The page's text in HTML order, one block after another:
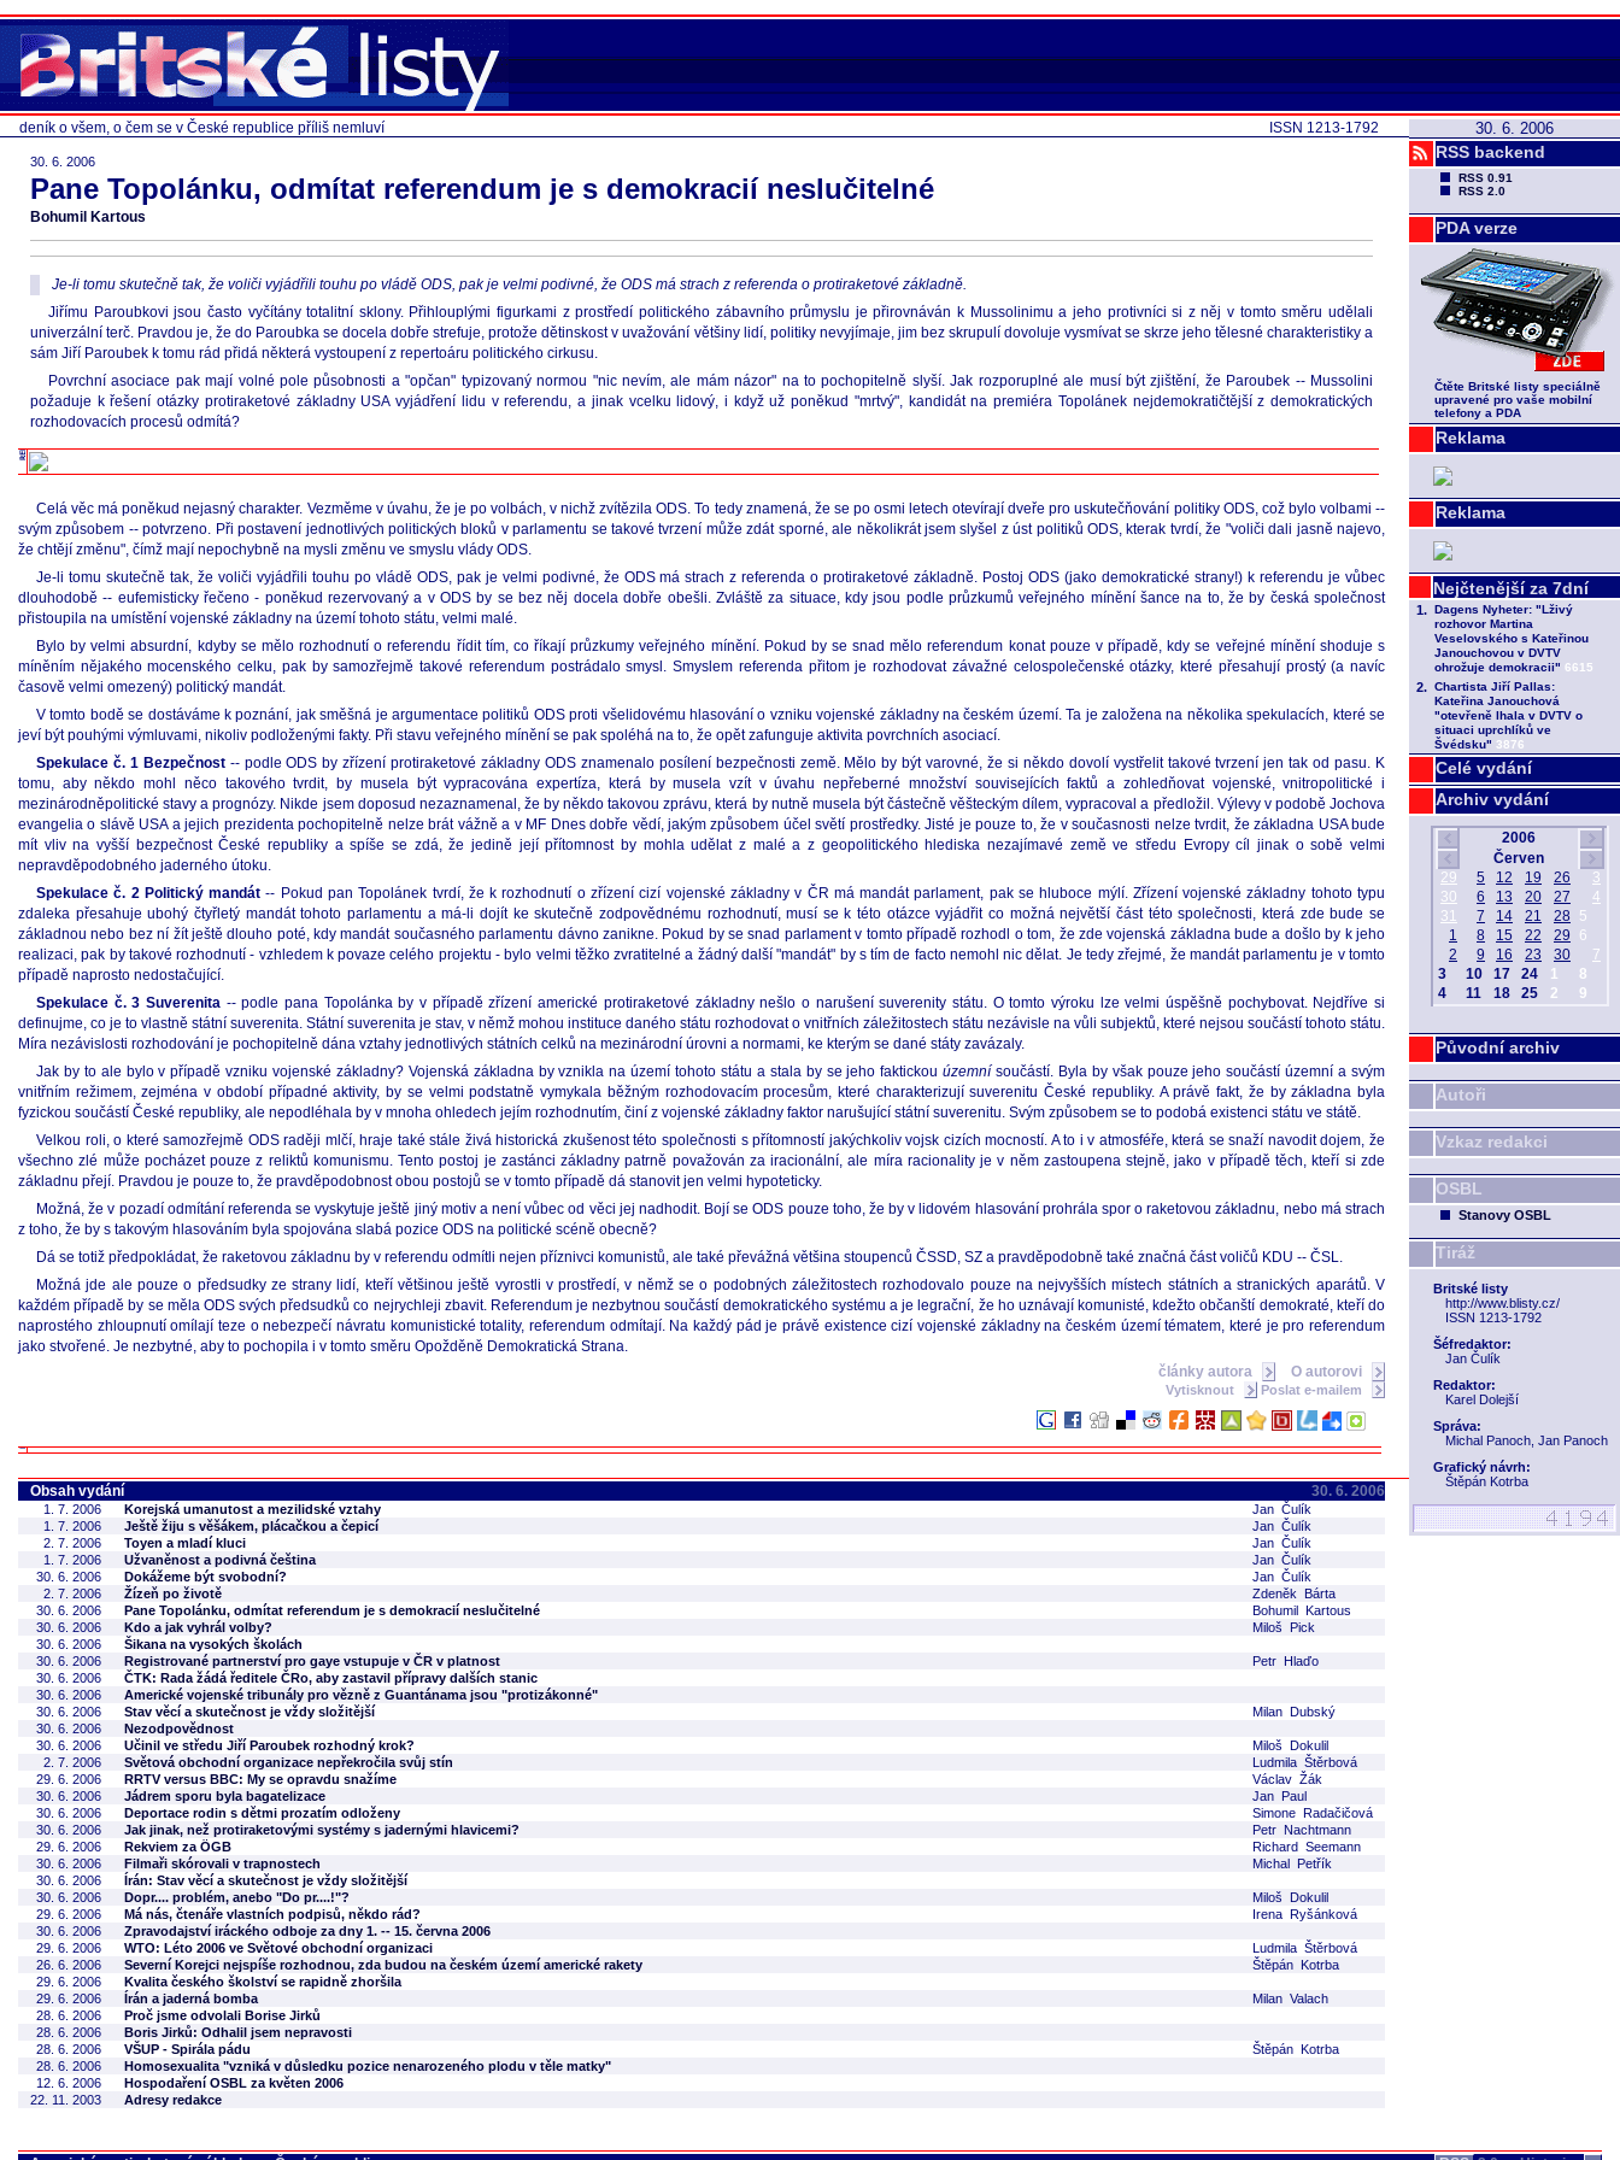
30. 6. 2006
RSS backend
RSS 0.91
RSS 2.0
PDA verze
Čtěte Britské listy speciálně
upravené pro vaše mobilní
telefony a PDA
Reklama
Reklama
Celé vydání
Archiv vydání
Původní archiv
Autoři
Vzkaz redakci
OSBL
Stanovy OSBL
Tiráž
Britské listy
http://www.blisty.cz/
ISSN 1213-1792
Šéfredaktor:
Jan Čulík
Redaktor:
Karel Dolejší
Správa:
Michal Panoch, Jan Panoch
Grafický návrh:
Štěpán Kotrba
ISSN 1213-1792
deník o všem, o čem se v České republice příliš nemluví
30. 6. 2006
Pane Topolánku, odmítat referendum je s demokracií neslučitelné
Bohumil Kartous
Je-li tomu skutečně tak, že voliči vyjádřili touhu po vládě ODS, pak je velmi podivné, že ODS má strach z referenda o protiraketové základně.
Jiřímu Paroubkovi jsou často vyčítány totalitní sklony. Přihlouplými figurkami z prostředí politického zábavního průmyslu je přirovnáván k Mussolinimu a jeho protivníci si z něj v tomto směru udělali
univerzální terč. Pravdou je, že do Paroubka se docela dobře strefuje, protože dětinskost v uvažování většiny lidí, politiky nevyjímaje, jim bez skrupulí dovoluje vysmívat se skrze jeho tělesné charakteristiky a
sám Jiří Paroubek k tomu rád přidá některá vystoupení z repertoáru politického cirkusu.
Povrchní asociace pak mají volné pole působnosti a "opčan" typizovaný normou "nic nevím, ale mám názor" na to pochopitelně slyší. Jak rozporuplné ale musí být zjištění, že Paroubek -- Mussolini
požaduje k řešení otázky protiraketové základny USA vyjádření lidu v referendu, a jinak vcelku lidový, i když už poněkud "mrtvý", kandidát na premiéra Topolánek nejdemokratičtější z demokratických
rozhodovacích procesů odmítá?
Celá věc má poněkud nejasný charakter. Vezměme v úvahu, že je po volbách, v nichž zvítězila ODS. To tedy znamená, že se po osmi letech otevírají dveře pro uskutečňování politiky ODS, což bylo volbami --
svým způsobem -- potvrzeno. Při postavení jednotlivých politických bloků v parlamentu se takové tvrzení může zdát sporné, ale několikrát jsem slyšel z úst politiků ODS, kterak tvrdí, že "voliči dali jasně najevo,
že chtějí změnu", čímž mají nepochybně na mysli změnu ve smyslu vlády ODS.
Je-li tomu skutečně tak, že voliči vyjádřili touhu po vládě ODS, pak je velmi podivné, že ODS má strach z referenda o protiraketové základně. Postoj ODS (jako demokratické strany!) k referendu je vůbec
dlouhodobě -- eufemisticky řečeno - poněkud rezervovaný a v ODS by se bez něj docela dobře obešli. Zvláště za situace, kdy jsou podle průzkumů veřejného mínění šance na to, že by česká společnost
přistoupila na umístění vojenské základny na území tohoto státu, velmi malé.
Bylo by velmi absurdní, kdyby se mělo rozhodnutí o referendu řídit tím, co říkají průzkumy veřejného mínění. Pokud by se snad mělo referendum konat pouze v případě, kdy se veřejné mínění shoduje s
míněním nějakého mocenského celku, pak by samozřejmě takové referendum postrádalo smysl. Smyslem referenda přitom je rozhodovat závažné celospolečenské otázky, které přesahují prostý (a navíc
časově velmi omezený) politický mandát.
V tomto bodě se dostáváme k poznání, jak směšná je argumentace politiků ODS proti všelidovému hlasování o vzniku vojenské základny na českém území. Ta je založena na několika spekulacích, které se
jeví být pouhými výmluvami, nikoliv podloženými fakty. Při stavu veřejného mínění se pak spoléhá na to, že opět zafunguje aktivita povrchních asociací.
Spekulace č. 1 Bezpečnost-- podle ODS by zřízení protiraketové základny ODS znamenalo posílení bezpečnosti země. Mělo by být varovné, že si někdo dovolí vystřelit takové tvrzení jen tak od pasu. K
tomu, aby někdo mohl něco takového tvrdit, by musela být vypracována expertíza, která by musela vzít v úvahu nepřeberné množství souvisejících faktů a zohledňovat vojenské, vnitropolitické i
mezinárodněpolitické stavy a prognózy. Nikde jsem doposud nezaznamenal, že by někdo takovou zprávu, která by nutně musela být částečně věšteckým dílem, vypracoval a předložil. Výlevy v podobě Jochova
evangelia o slávě USA a jejich prezidenta pochopitelně nelze brát vážně a v MF Dnes dobře vědí, jakým způsobem účel světí prostředky. Jisté je pouze to, že v současnosti nelze tvrdit, že základna USA bude
mít vliv na vyšší bezpečnost České republiky a spíše se zdá, že jedině její přítomnost by mohla udělat z malé a z geopolitického hlediska nezajímavé země ve středu Evropy cíl jinak o sobě velmi
nepravděpodobného jaderného útoku.
Spekulace č. 2 Politický mandát -- Pokud pan Topolánek tvrdí, že k rozhodnutí o zřízení cizí vojenské základny v ČR má mandát parlament, pak se hluboce mýlí. Zřízení vojenské základny tohoto typu
zdaleka přesahuje ubohý čtyřletý mandát tohoto parlamentu a má-li dojít ke skutečně zodpovědnému rozhodnutí, musí se k této otázce vyjádřit co možná největší část této společnosti, která zde bude se
základnou nebo bez ní žít ještě dlouho poté, kdy mandát současného parlamentu dávno zanikne. Pokud by se snad parlament v tomto případě rozhodl o tom, že zde vojenská základna bude a došlo by k jeho
realizaci, pak by takové rozhodnutí - vzhledem k povaze celého projektu - bylo velmi těžko zvratitelné a žádný další "mandát" by s tím de facto nemohl nic dělat. Je tedy zřejmé, že mandát parlamentu je v tomto
případě naprosto nedostačující.
Spekulace č. 3 Suverenita -- podle pana Topolánka by v případě zřízení americké protiraketové základny nešlo o narušení suverenity státu. O tomto výroku lze velmi úspěšně pochybovat. Nejdříve si
definujme, co je to vlastně státní suverenita. Státní suverenita je stav, v němž mohou instituce daného státu rozhodovat o vnitřních záležitostech státu nezávisle na vůli subjektů, které nejsou součástí tohoto státu.
Míra nezávislosti rozhodování je pochopitelně dána vztahy jednotlivých státních celků na mezinárodní úrovni a normami, ke kterým se dané státy zavázaly.
Jak by to ale bylo v případě vzniku vojenské základny? Vojenská základna by vznikla na území tohoto státu a stala by se jeho faktickouúzemnísoučástí. Byla by však pouze jeho součástí územní a svým
vnitřním režimem, zejména v období případné aktivity, by se velmi podstatně vymykala běžným rozhodovacím procesům, které charakterizují suverenitu České republiky. A právě fakt, že by základna byla
fyzickou součástí České republiky, ale nepodléhala by v mnoha ohledech jejím rozhodnutím, činí z vojenské základny faktor narušující státní suverenitu. Svým způsobem se to podobá existenci státu ve státě.
Velkou roli, o které samozřejmě ODS raději mlčí, hraje také stále živá historická zkušenost této společnosti s přítomností jakýchkoliv vojsk cizích mocností. A to i v atmosféře, která se snaží navodit dojem, že
všechno zlé může pocházet pouze z reliktů komunismu. Tento postoj je zastánci základny patrně považován za iracionální, ale míra racionality je v něm zastoupena stejně, jako v případě těch, kteří si zde
základnu přejí. Pravdou je pouze to, že pravděpodobnost obou postojů se v tomto případě dá stanovit jen velmi hypoteticky.
Možná, že v pozadí odmítání referenda se vyskytuje ještě jiný motiv a není vůbec od věci jej nadhodit. Bojí se ODS pouze toho, že by v lidovém hlasování prohrála spor o raketovou základnu, nebo má strach
z toho, že by s takovým hlasováním byla spojována slabá pozice ODS na politické scéně obecně?
Dá se totiž předpokládat, že raketovou základnu by v referendu odmítli nejen příznivci komunistů, ale také převážná většina stoupenců ČSSD, SZ a pravděpodobně také značná část voličů KDU -- ČSL.
Možná jde ale pouze o předsudky ze strany lidí, kteří většinou ještě vyrostli v prostředí, v němž se o podobných záležitostech rozhodovalo pouze na nejvyšších místech státních a stranických aparátů. V
každém případě by se měla ODS svých předsudků co nejrychleji zbavit. Referendum je nezbytnou součástí demokratického systému a je legrační, že ho uznávají komunisté, kdežto občanští demokraté, kteří do
naprostého zhloupnutí omílají teze o nebezpečí návratu komunistické totality, referendum odmítají. Na každý pád je právě existence cizí vojenské základny na českém území tématem, které je pro referendum
jako stvořené. Je nezbytné, aby to pochopila i v tomto směru Opožděně Demokratická Strana.
články autora
O autorovi
Vytisknout Poslat e-mailem
Obsah vydání 30. 6. 2006
1. 7. 2006 Korejská umanutost a mezilidské vztahy
Jan Čulík
1. 7. 2006
Ještě žiju s věšákem, plácačkou a čepicí
Jan Čulík
2. 7. 2006
Toyen a mladí kluci
Jan Čulík
1. 7. 2006
Užvaněnost a podivná čeština
Jan Čulík
30. 6. 2006
Dokážeme být svobodní?
Jan Čulík
2. 7. 2006
Žízeň po životě
Zdeněk Bárta
30. 6. 2006
Pane Topolánku, odmítat referendum je s demokracií neslučitelné
Bohumil Kartous
30. 6. 2006
Kdo a jak vyhrál volby?
Miloš Pick
30. 6. 2006
Šikana na vysokých školách
30. 6. 2006
Registrované partnerství pro gaye vstupuje v ČR v platnost
Petr Hlaďo
30. 6. 2006
ČTK: Rada žádá ředitele ČRo, aby zastavil přípravy dalších stanic
30. 6. 2006
Americké vojenské tribunály pro vězně z Guantánama jsou "protizákonné"
30. 6. 2006
Stav věcí a skutečnost je vždy složitější
Milan Dubský
30. 6. 2006
Nezodpovědnost
30. 6. 2006
Učinil ve středu Jiří Paroubek rozhodný krok?
Miloš Dokulil
2. 7. 2006
Světová obchodní organizace nepřekročila svůj stín
Ludmila Štěrbová
29. 6. 2006
RRTV versus BBC: My se opravdu snažíme
Václav Žák
30. 6. 2006
Jádrem sporu byla bagatelizace
Jan Paul
30. 6. 2006
Deportace rodin s dětmi prozatím odloženy
Simone Radačičová
30. 6. 2006
Jak jinak, než protiraketovými systémy s jadernými hlavicemi?
Petr Nachtmann
29. 6. 2006
Rekviem za ÖGB
Richard Seemann
30. 6. 2006
Filmaři skórovali v trapnostech
Michal Petřík
30. 6. 2006
Írán: Stav věcí a skutečnost je vždy složitější
30. 6. 2006
Dopr.... problém, anebo "Do pr....!"?
Miloš Dokulil
29. 6. 2006
Má nás, čtenáře vlastních podpisů, někdo rád?
Irena Ryšánková
30. 6. 2006
Zpravodajství iráckého odboje za dny 1. -- 15. června 2006
29. 6. 2006
WTO: Léto 2006 ve Světové obchodní organizaci
Ludmila Štěrbová
26. 6. 2006
Severní Korejci nejspíše rozhodnou, zda budou na českém území americké rakety
Štěpán Kotrba
29. 6. 2006
Kvalita českého školství se rapidně zhoršila
29. 6. 2006
Írán a jaderná bomba
Milan Valach
28. 6. 2006
Proč jsme odvolali Borise Jirků
28. 6. 2006
Boris Jirků: Odhalil jsem nepravosti
28. 6. 2006
VŠUP - Spirála pádu
Štěpán Kotrba
28. 6. 2006
Homosexualita "vzniká v důsledku pozice nenarozeného plodu v těle matky"
12. 6. 2006
Hospodaření OSBL za květen 2006
22. 11. 2003
Adresy redakce